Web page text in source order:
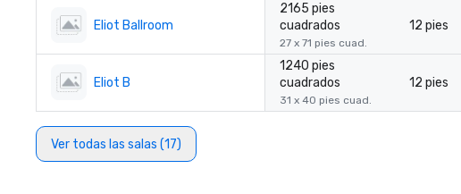
Eliot Ballroom
2165 pies
cuadrados
27 x 71 pies cuad.
12 pies
Eliot B
1240 pies
cuadrados
31 x 40 pies cuad.
12 pies
Ver todas las salas (17)